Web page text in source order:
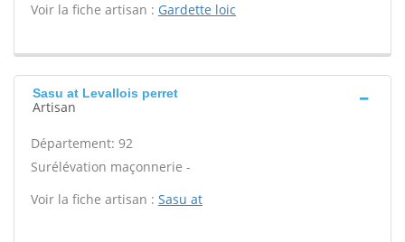
Voir la fiche artisan : Gardette loic
Sasu at Levallois perret
Artisan
Département: 92
Surélévation maçonnerie -
Voir la fiche artisan : Sasu at